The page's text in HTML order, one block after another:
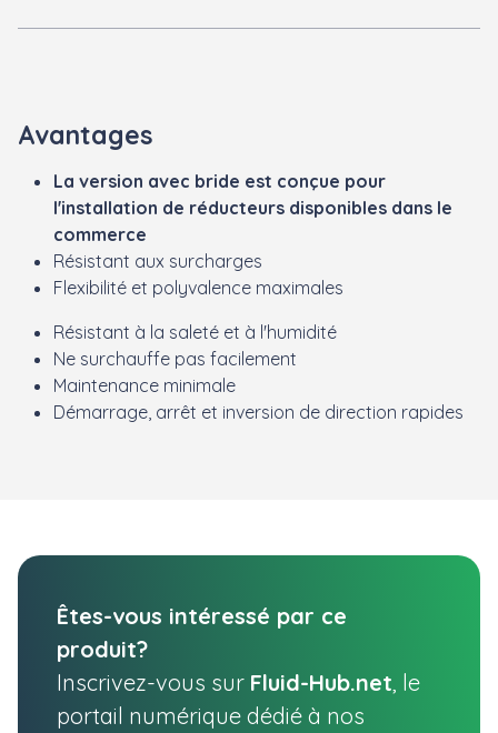
Avantages
La version avec bride est conçue pour
l'installation de réducteurs disponibles dans le
commerce
Résistant aux surcharges
Flexibilité et polyvalence maximales
Résistant à la saleté et à l'humidité
Ne surchauffe pas facilement
Maintenance minimale
Démarrage, arrêt et inversion de direction rapides
Êtes-vous intéressé par ce
produit?
Inscrivez-vous sur Fluid-Hub.net , le
portail numérique dédié à nos